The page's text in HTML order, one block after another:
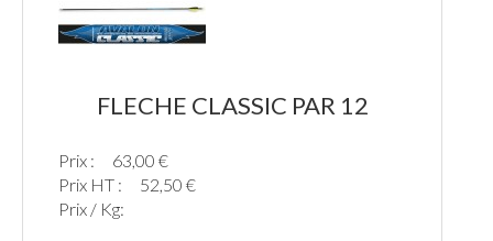
FLECHE CLASSIC PAR 12
Prix :
63,00 €
Prix HT :
52,50 €
Prix / Kg: